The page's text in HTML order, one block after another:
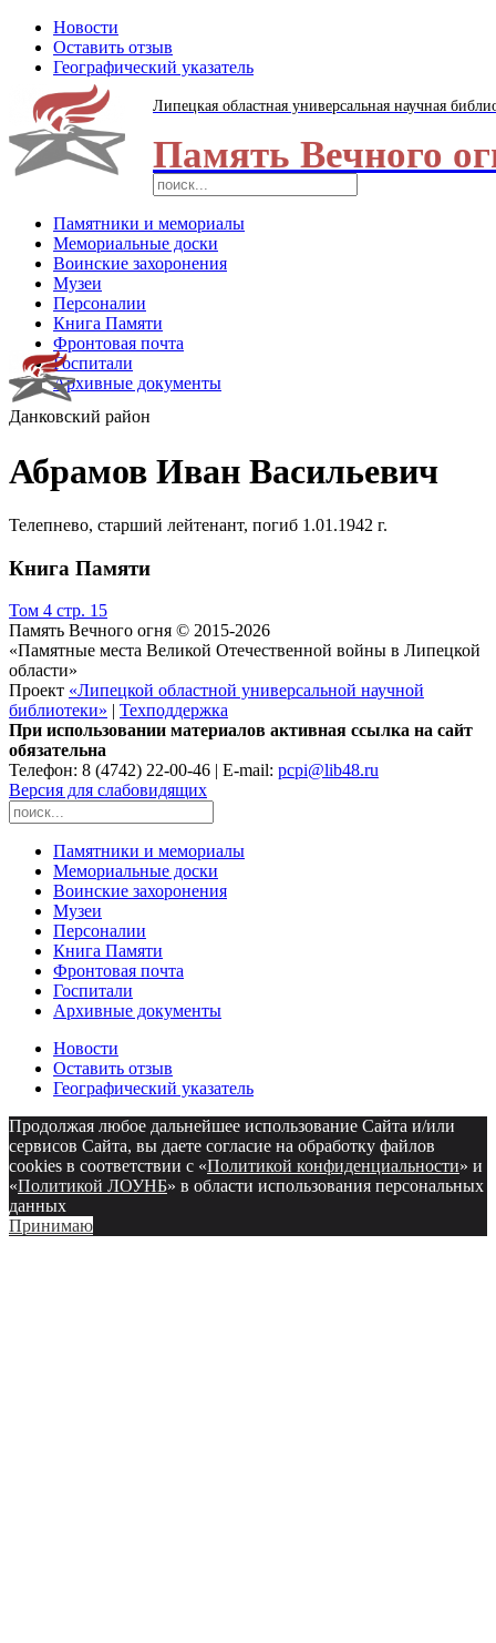
Новости
Оставить отзыв
Географический указатель
Липецкая областная универсальная научная
Память Вечного
Памятники и мемориалы
Мемориальные доски
Воинские захоронения
Музеи
Персоналии
Книга Памяти
Фронтовая почта
Госпитали
Архивные документы
Данковский район
Абрамов Иван Васильевич
Телепнево, старший лейтенант, погиб 1.01.1942 г.
Книга Памяти
Том 4 стр. 15
Память Вечного огня © 2015-2026
«Памятные места Великой Отечественной войны в Липецкой
области»
Проект «Липецкой областной универсальной научной
библиотеки»
Техподдержка
При использовании материалов активная ссылка на сайт
обязательна
Телефон: 8 (4742) 22-00-46 | E-mail: pcpi@lib48.ru
Версия для слабовидящих
Памятники и мемориалы
Мемориальные доски
Воинские захоронения
Музеи
Персоналии
Книга Памяти
Фронтовая почта
Госпитали
Архивные документы
Новости
Оставить отзыв
Географический указатель
Продолжая любое дальнейшее использование Сайта и/или
сервисов Сайта, вы даете согласие на обработку файлов
cookies в соответствии с «Политикой конфиденциальности» и
«Политикой ЛОУНБ» в области использования персональных
данных
Принимаю